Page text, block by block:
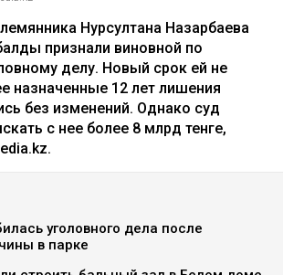
Нурсултана Назарбаева
признали виновной по
делу. Новый срок ей не
назначенные 12 лет лишения
без изменений. Однако суд
с нее более 8 млрд тенге,
уголовного дела после
в парке